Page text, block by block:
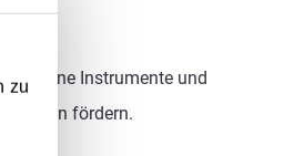
zu
Instrumente und
Lernen fördern.